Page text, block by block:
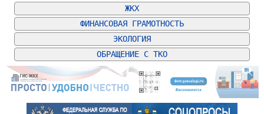
ЖКХ
ФИНАНСОВАЯ ГРАМОТНОСТЬ
ЭКОЛОГИЯ
ОБРАЩЕНИЕ С ТКО